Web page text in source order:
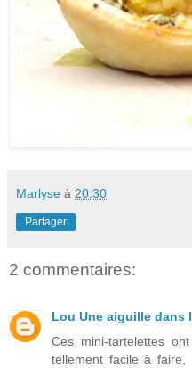
Marlyse à 20:30
Partager
2 commentaires:
Lou Une aiguille dans
Ces mini-tartelettes
tellement facile à